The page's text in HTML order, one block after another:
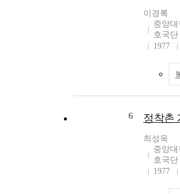
이경록
중앙
호국단
1977
6 정착촌
최성욱
중앙
호국단
1977